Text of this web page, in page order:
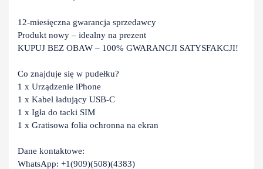
12-miesięczna gwarancja sprzedawcy
Produkt nowy – idealny na prezent
KUPUJ BEZ OBAW – 100% GWARANCJI SATYSFAKCJI!
Co znajduje się w pudełku?
1 x Urządzenie iPhone
1 x Kabel ładujący USB-C
1 x Igła do tacki SIM
1 x Gratisowa folia ochronna na ekran
Dane kontaktowe:
WhatsApp: +1(909)(508)(4383)